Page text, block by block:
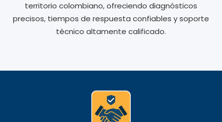
territorio colombiano, ofreciendo diagnósticos
precisos, tiempos de respuesta confiables y soporte
técnico altamente calificado.